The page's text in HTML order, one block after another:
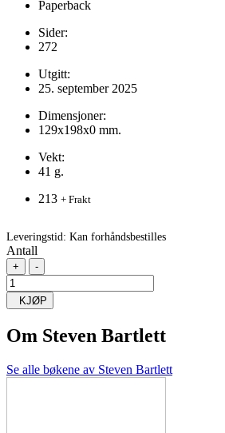
Paperback
Sider:
272
Utgitt:
25. september 2025
Dimensjoner:
129x198x0 mm.
Vekt:
41 g.
213 + Frakt
Leveringstid: Kan forhåndsbestilles
Antall
+ -
KJØP
Om Steven Bartlett
Se alle bøkene av Steven Bartlett